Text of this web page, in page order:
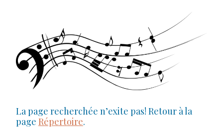
La page recherchée n’exite pas! Retour à la
page Répertoire.